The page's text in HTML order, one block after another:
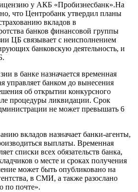
у АКБ «Пробизнесбанк».На
что Центробанк утвердил планы
вкладов в
банков финансовой группы
ЦБ связывает с неисполнением
банковскую деятельность, и
в банке назначается временная
управляет банком до вынесения
об открытии конкурсного
процедуры ликвидации. Срок
не может превышать 6
вкладов назначает банки-агенты,
выплаты. Временная
списки всех обязательств банка,
о месте и сроках получения
может быть опубликовано на
в СМИ, а также разослано
по почте».